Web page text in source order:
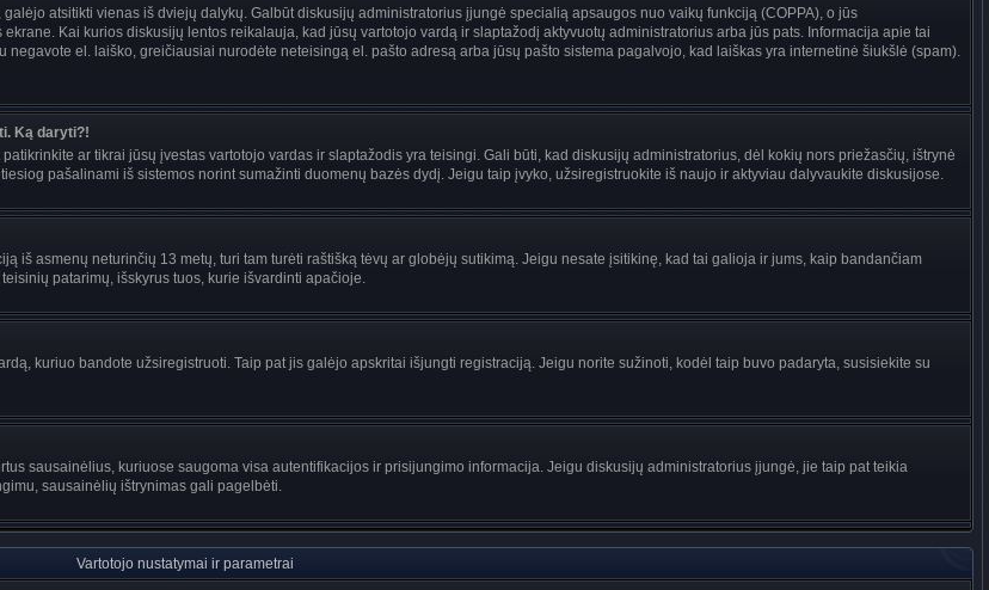
atsitikti vienas iš dviejų dalykų. Galbūt diskusijų administratorius įjungė specialią apsaugos nuo vaikų funkciją (COPPA), o jūs
Kai kurios diskusijų lentos reikalauja, kad jūsų vartotojo vardą ir slaptažodį aktyvuotų administratorius arba jūs pats. Informacija apie tai
el. laiško, greičiausiai nurodėte neteisingą el. pašto adresą arba jūsų pašto sistema pagalvojo, kad laiškas yra internetinė šiukšlė (spam).
Ką daryti?!
ar tikrai jūsų įvestas vartotojo vardas ir slaptažodis yra teisingi. Gali būti, kad diskusijų administratorius, dėl kokių nors priežasčių, ištrynė
pašalinami iš sistemos norint sumažinti duomenų bazės dydį. Jeigu taip įvyko, užsiregistruokite iš naujo ir aktyviau dalyvaukite diskusijose.
iš asmenų neturinčių 13 metų, turi tam turėti raštišką tėvų ar globėjų sutikimą. Jeigu nesate įsitikinę, kad tai galioja ir jums, kaip bandančiam
patarimų, išskyrus tuos, kurie išvardinti apačioje.
kuriuo bandote užsiregistruoti. Taip pat jis galėjo apskritai išjungti registraciją. Jeigu norite sužinoti, kodėl taip buvo padaryta, susisiekite su
sausainėlius, kuriuose saugoma visa autentifikacijos ir prisijungimo informacija. Jeigu diskusijų administratorius įjungė, jie taip pat teikia
sausainėlių ištrynimas gali pagelbėti.
Vartotojo nustatymai ir parametrai